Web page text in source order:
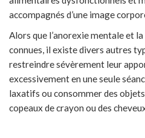
accompagnés d’une image
Alors que l’anorexie mentale et
connues, il existe divers autres
restreindre sévèrement leur
excessivement en une seule
laxatifs ou consommer des
copeaux de crayon ou des